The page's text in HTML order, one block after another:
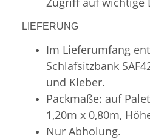
LIEFERUNG
Im Lieferumfang
Schlafsitzbank
und Kleber.
Packmaße: auf
1,20m x 0,80m,
Nur Abholung.